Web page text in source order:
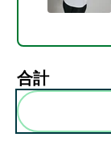
合計